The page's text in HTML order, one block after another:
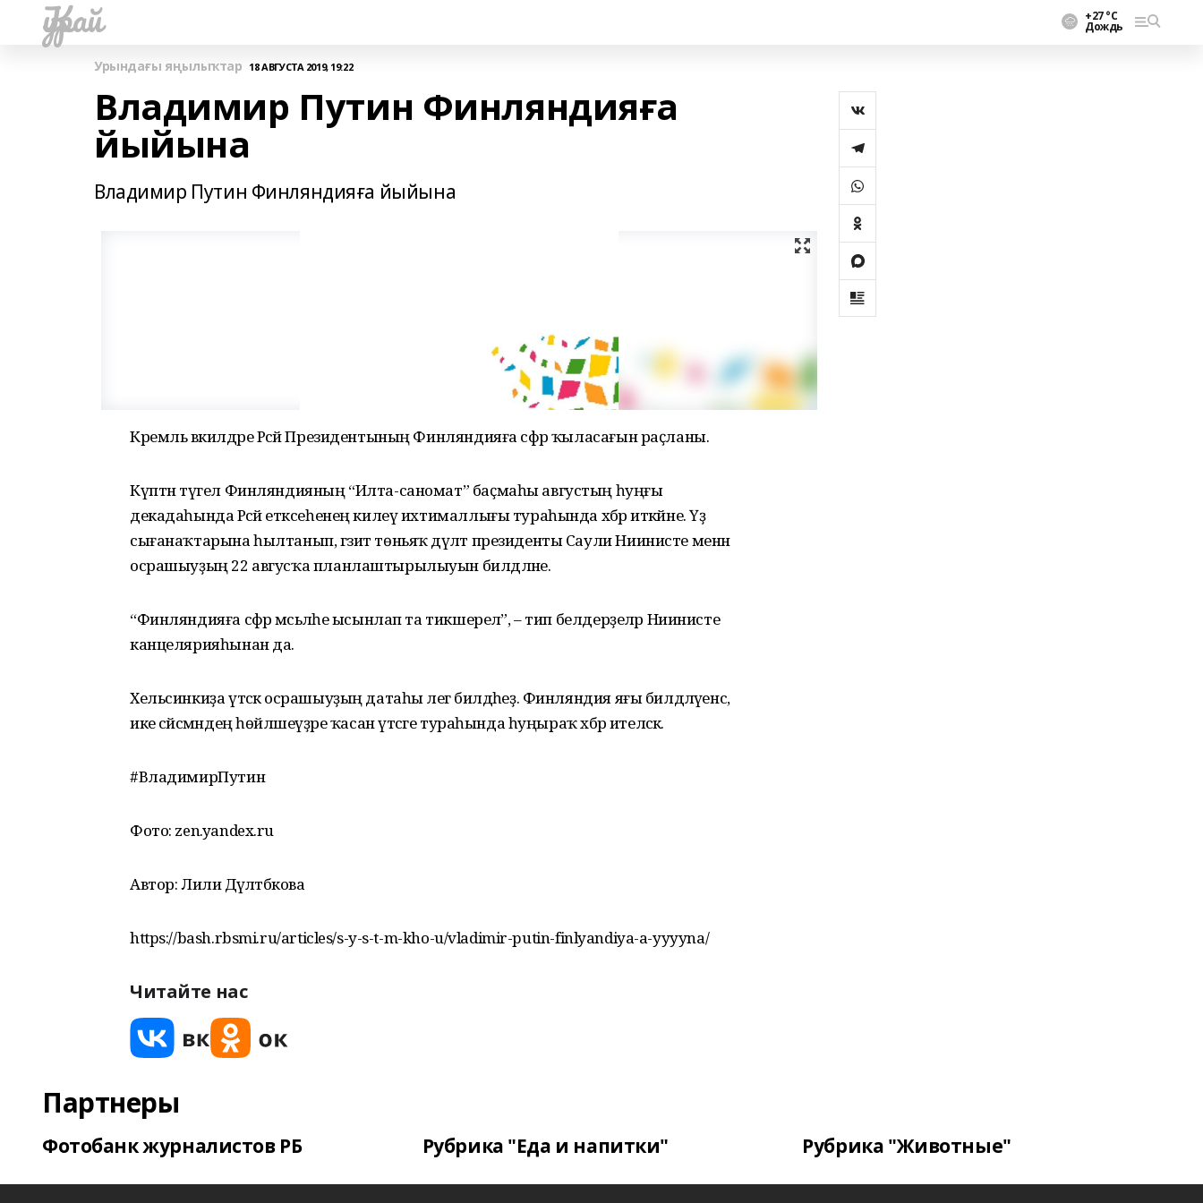
Ҡурай +27 °С
Дождь
Урындағы яңылыҡтар 18 АВГУСТА 2019, 19:22
Владимир Путин Финляндияға
йыйына
Владимир Путин Финляндияға йыйына
Кремль вәкилдәре Рәсәй Президентының Финляндияға сәфәр ҡыласағын раҫланы.
Күптән түгел Финляндияның “Илта-саномат” баҫмаһы августың һуңғы
декадаһында Рәсәй етәксеһенең килеү ихтималлығы тураһында хәбәр иткәйне. Үҙ
сығанаҡтарына һылтанып, гәзит төньяҡ дәүләт президенты Саули Ниинисте менән
осрашыуҙың 22 авгусҡа планлаштырылыуын билдәләне.
“Финляндияға сәфәр мәсьәләһе ысынлап та тикшерелә”, – тип белдерҙеләр Ниинисте
канцелярияһынан да.
Хельсинкиҙа үтәсәк осрашыуҙың датаһы әлегә билдәһеҙ. Финляндия яғы билдәләүенсә,
ике сәйәсмәндең һөйләшеүҙәре ҡасан үтәсәге тураһында һуңыраҡ хәбәр ителәсәк.
#ВладимирПутин
Фото: zen.yandex.ru
Автор: Лилиә Дәүләтбәкова
https://bash.rbsmi.ru/articles/s-y-s-t-m-kho-u/vladimir-putin-finlyandiya-a-yyyyna/
Читайте нас
Партнеры
Фотобанк журналистов РБ Рубрика "Еда и напитки" Рубрика "Животные"